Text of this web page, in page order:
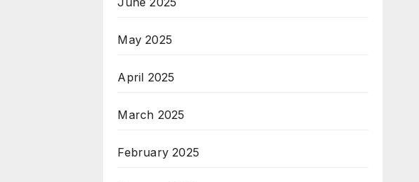
May 2025
April 2025
March 2025
February 2025